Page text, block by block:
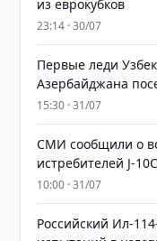
из еврокубков
23:14 · 30/07
Первые леди
Азербайджана
15:30 · 31/07
СМИ сообщили о
истребителей J-
10:00 · 31/07
Российский Ил-